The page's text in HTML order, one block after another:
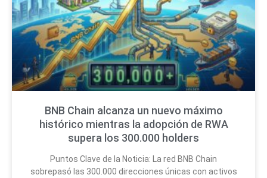
BNB Chain alcanza un nuevo máximo
histórico mientras la adopción de RWA
supera los 300.000 holders
Puntos Clave de la Noticia: La red BNB Chain
sobrepasó las 300.000 direcciones únicas con activos